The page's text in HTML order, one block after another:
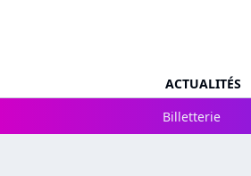
ACTUALITÉS
Billetterie